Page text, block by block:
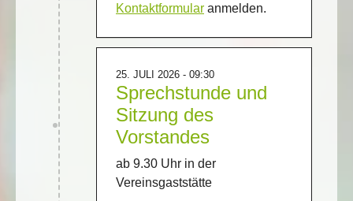
Kontaktformular anmelden.
25. JULI 2026 - 09:30
Sprechstunde und
Sitzung des
Vorstandes
ab 9.30 Uhr in der
Vereinsgaststätte